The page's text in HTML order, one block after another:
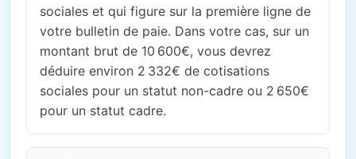
sociales et qui figure sur la première ligne de
votre bulletin de paie. Dans votre cas, sur un
montant brut de 10 600€, vous devrez
déduire environ 2 332€ de cotisations
sociales pour un statut non-cadre ou 2 650€
pour un statut cadre.